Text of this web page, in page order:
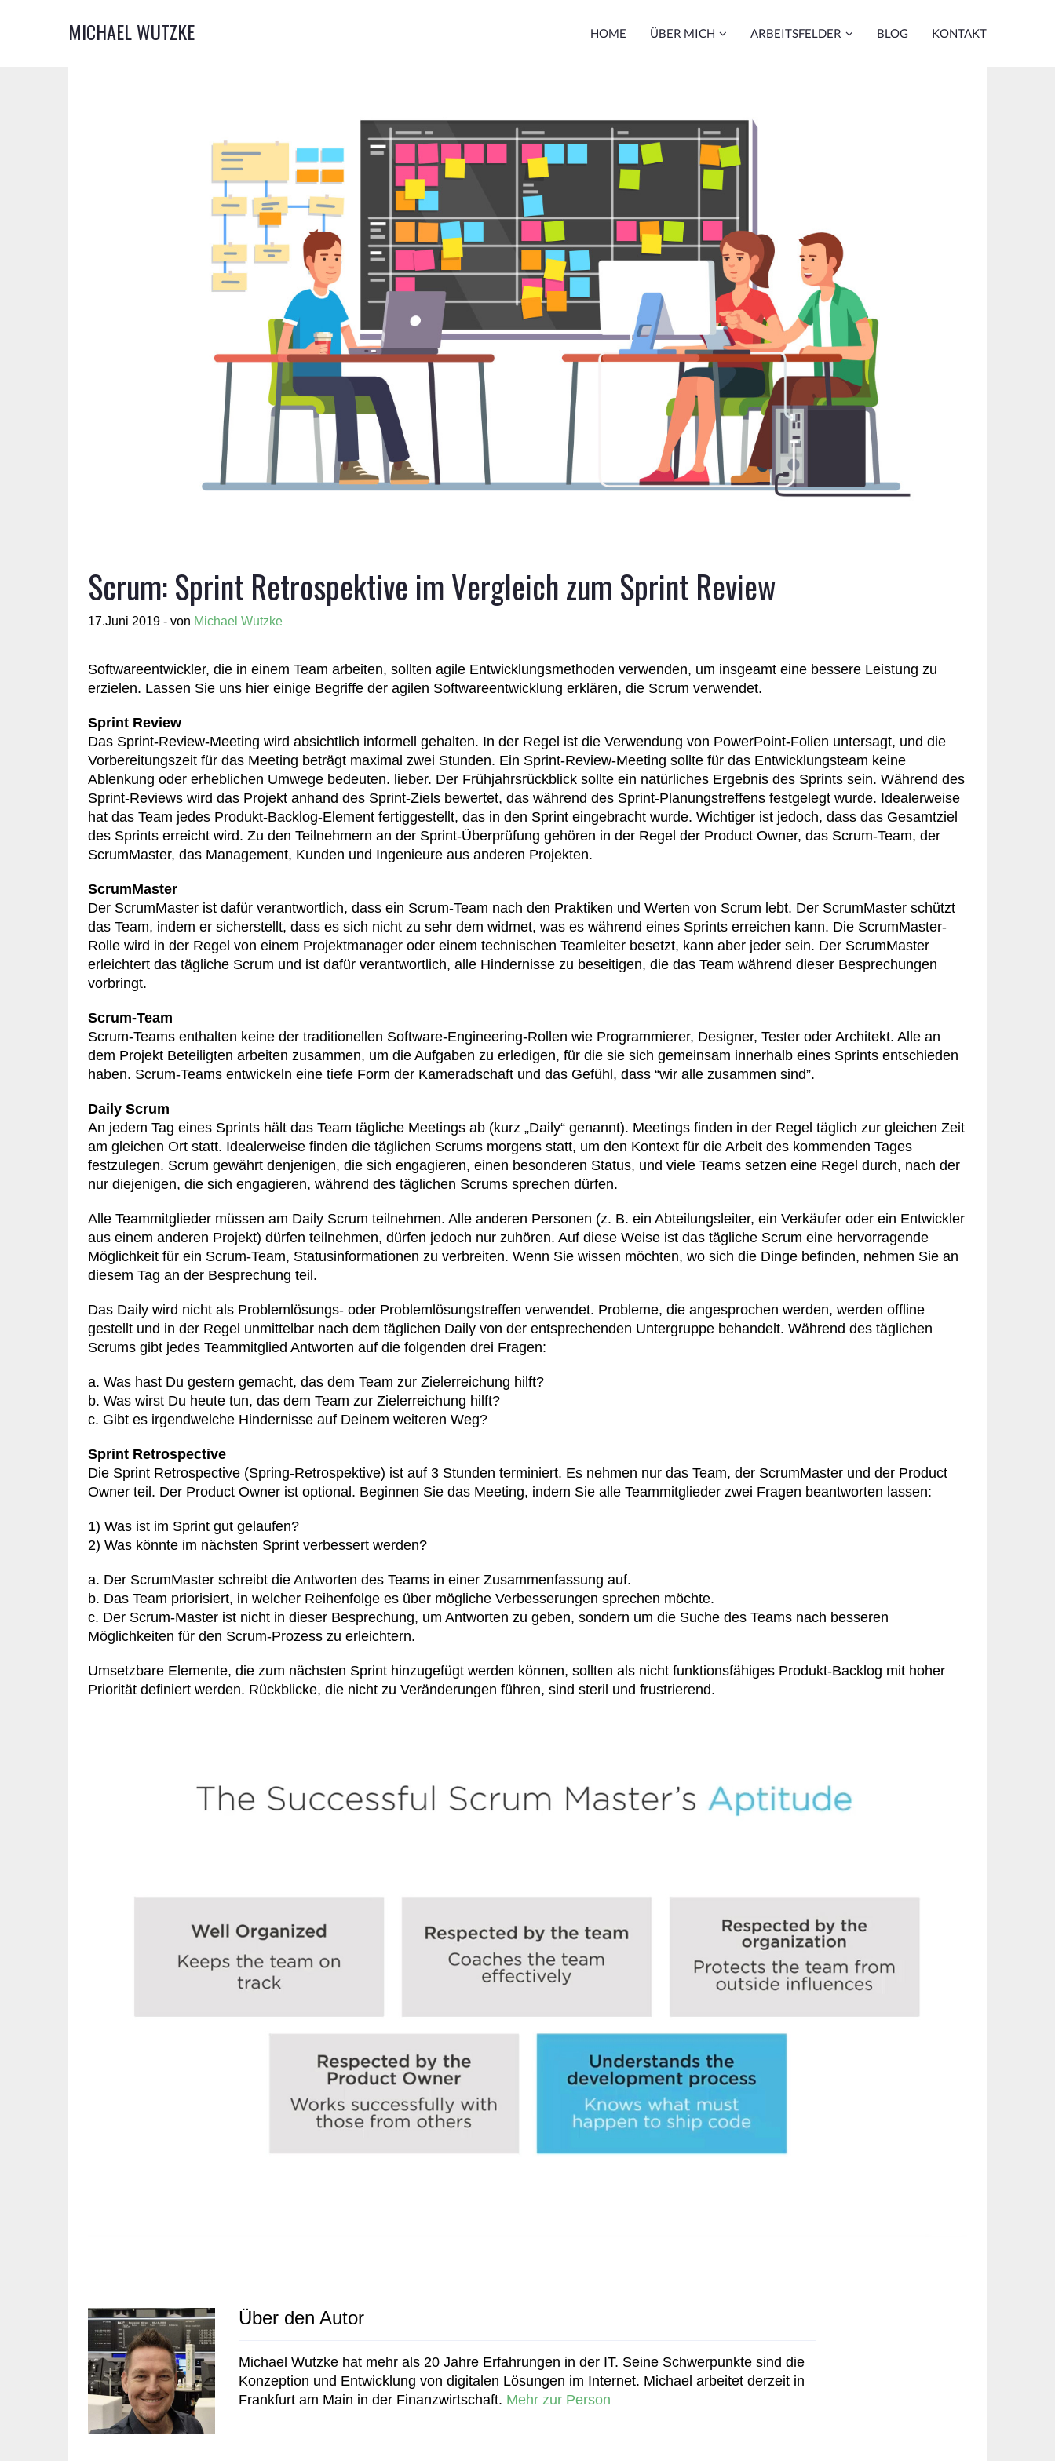
MICHAEL WUTZKE HOME ÜBER MICH ARBEITSFELDER BLOG KONTAKT
Scrum: Sprint Retrospektive im Vergleich zum Sprint Review
17.Juni 2019 - von Michael Wutzke
Softwareentwickler, die in einem Team arbeiten, sollten agile Entwicklungsmethoden verwenden, um insgeamt eine bessere Leistung zu
erzielen. Lassen Sie uns hier einige Begriffe der agilen Softwareentwicklung erklären, die Scrum verwendet.
Sprint Review
Das Sprint-Review-Meeting wird absichtlich informell gehalten. In der Regel ist die Verwendung von PowerPoint-Folien untersagt, und die
Vorbereitungszeit für das Meeting beträgt maximal zwei Stunden. Ein Sprint-Review-Meeting sollte für das Entwicklungsteam keine
Ablenkung oder erheblichen Umwege bedeuten. lieber. Der Frühjahrsrückblick sollte ein natürliches Ergebnis des Sprints sein. Während des
Sprint-Reviews wird das Projekt anhand des Sprint-Ziels bewertet, das während des Sprint-Planungstreffens festgelegt wurde. Idealerweise
hat das Team jedes Produkt-Backlog-Element fertiggestellt, das in den Sprint eingebracht wurde. Wichtiger ist jedoch, dass das Gesamtziel
des Sprints erreicht wird. Zu den Teilnehmern an der Sprint-Überprüfung gehören in der Regel der Product Owner, das Scrum-Team, der
ScrumMaster, das Management, Kunden und Ingenieure aus anderen Projekten.
ScrumMaster
Der ScrumMaster ist dafür verantwortlich, dass ein Scrum-Team nach den Praktiken und Werten von Scrum lebt. Der ScrumMaster schützt
das Team, indem er sicherstellt, dass es sich nicht zu sehr dem widmet, was es während eines Sprints erreichen kann. Die ScrumMaster-
Rolle wird in der Regel von einem Projektmanager oder einem technischen Teamleiter besetzt, kann aber jeder sein. Der ScrumMaster
erleichtert das tägliche Scrum und ist dafür verantwortlich, alle Hindernisse zu beseitigen, die das Team während dieser Besprechungen
vorbringt.
Scrum-Team
Scrum-Teams enthalten keine der traditionellen Software-Engineering-Rollen wie Programmierer, Designer, Tester oder Architekt. Alle an
dem Projekt Beteiligten arbeiten zusammen, um die Aufgaben zu erledigen, für die sie sich gemeinsam innerhalb eines Sprints entschieden
haben. Scrum-Teams entwickeln eine tiefe Form der Kameradschaft und das Gefühl, dass “wir alle zusammen sind”.
Daily Scrum
An jedem Tag eines Sprints hält das Team tägliche Meetings ab (kurz „Daily“ genannt). Meetings finden in der Regel täglich zur gleichen Zeit
am gleichen Ort statt. Idealerweise finden die täglichen Scrums morgens statt, um den Kontext für die Arbeit des kommenden Tages
festzulegen. Scrum gewährt denjenigen, die sich engagieren, einen besonderen Status, und viele Teams setzen eine Regel durch, nach der
nur diejenigen, die sich engagieren, während des täglichen Scrums sprechen dürfen.
Alle Teammitglieder müssen am Daily Scrum teilnehmen. Alle anderen Personen (z. B. ein Abteilungsleiter, ein Verkäufer oder ein Entwickler
aus einem anderen Projekt) dürfen teilnehmen, dürfen jedoch nur zuhören. Auf diese Weise ist das tägliche Scrum eine hervorragende
Möglichkeit für ein Scrum-Team, Statusinformationen zu verbreiten. Wenn Sie wissen möchten, wo sich die Dinge befinden, nehmen Sie an
diesem Tag an der Besprechung teil.
Das Daily wird nicht als Problemlösungs- oder Problemlösungstreffen verwendet. Probleme, die angesprochen werden, werden offline
gestellt und in der Regel unmittelbar nach dem täglichen Daily von der entsprechenden Untergruppe behandelt. Während des täglichen
Scrums gibt jedes Teammitglied Antworten auf die folgenden drei Fragen:
a. Was hast Du gestern gemacht, das dem Team zur Zielerreichung hilft?
b. Was wirst Du heute tun, das dem Team zur Zielerreichung hilft?
c. Gibt es irgendwelche Hindernisse auf Deinem weiteren Weg?
Sprint Retrospective
Die Sprint Retrospective (Spring-Retrospektive) ist auf 3 Stunden terminiert. Es nehmen nur das Team, der ScrumMaster und der Product
Owner teil. Der Product Owner ist optional. Beginnen Sie das Meeting, indem Sie alle Teammitglieder zwei Fragen beantworten lassen:
1) Was ist im Sprint gut gelaufen?
2) Was könnte im nächsten Sprint verbessert werden?
a. Der ScrumMaster schreibt die Antworten des Teams in einer Zusammenfassung auf.
b. Das Team priorisiert, in welcher Reihenfolge es über mögliche Verbesserungen sprechen möchte.
c. Der Scrum-Master ist nicht in dieser Besprechung, um Antworten zu geben, sondern um die Suche des Teams nach besseren
Möglichkeiten für den Scrum-Prozess zu erleichtern.
Umsetzbare Elemente, die zum nächsten Sprint hinzugefügt werden können, sollten als nicht funktionsfähiges Produkt-Backlog mit hoher
Priorität definiert werden. Rückblicke, die nicht zu Veränderungen führen, sind steril und frustrierend.
Über den Autor
Michael Wutzke hat mehr als 20 Jahre Erfahrungen in der IT. Seine Schwerpunkte sind die
Konzeption und Entwicklung von digitalen Lösungen im Internet. Michael arbeitet derzeit in
Frankfurt am Main in der Finanzwirtschaft. Mehr zur Person